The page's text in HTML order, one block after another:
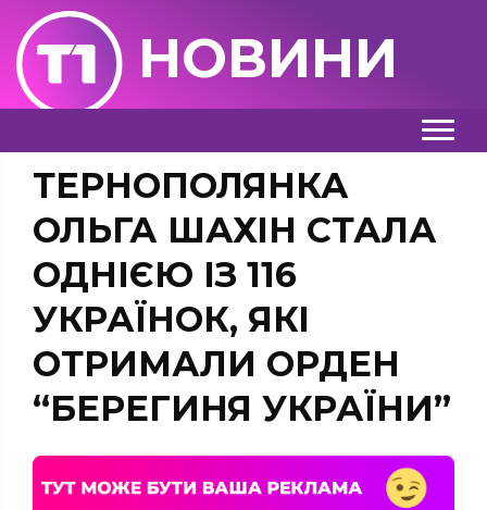
НОВИНИ
ТЕРНОПОЛЯНКА
ОЛЬГА ШАХІН СТАЛА
ОДНІЄЮ ІЗ 116
УКРАЇНОК, ЯКІ
ОТРИМАЛИ ОРДЕН
“БЕРЕГИНЯ УКРАЇНИ”